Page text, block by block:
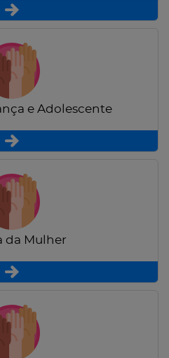
e Adolescente
da Mulher